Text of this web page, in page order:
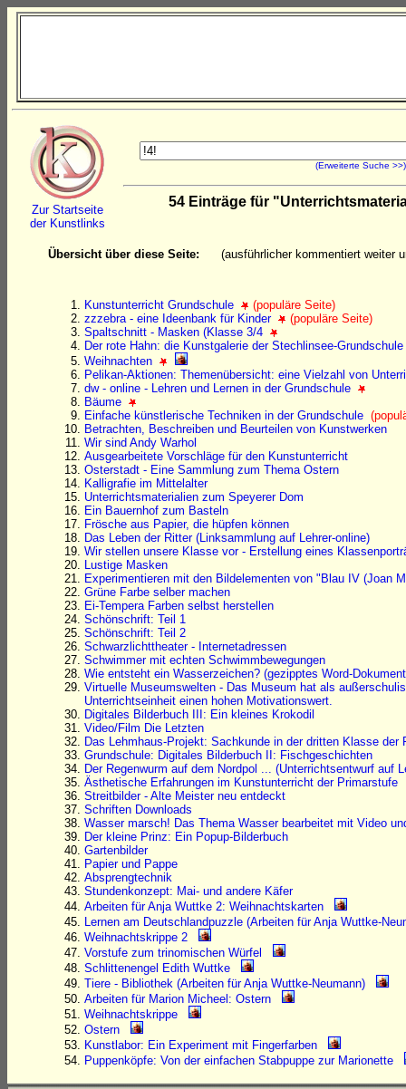
Zur Startseite
der Kunstlinks
(Erweiterte Suche >>)
54 Einträge für
Übersicht über diese Seite: (ausführlicher kommentiert weiter
Kunstunterricht Grundschule
(populäre Seite)
zzzebra - eine Ideenbank für Kinder
(populäre Seite)
Spaltschnitt - Masken (Klasse 3/4
Der rote Hahn: die Kunstgalerie der Stechlinsee-
Weihnachten
Pelikan-Aktionen: Themenübersicht: eine Vielzahl von
dw - online - Lehren und Lernen in der Grundschule
Bäume
Einfache künstlerische Techniken in der Grundschule
Betrachten, Beschreiben und Beurteilen von Kunstwerken
Wir sind Andy Warhol
Ausgearbeitete Vorschläge für den Kunstunterricht
Osterstadt - Eine Sammlung zum Thema Ostern
Kalligrafie im Mittelalter
Unterrichtsmaterialien zum Speyerer Dom
Ein Bauernhof zum Basteln
Frösche aus Papier, die hüpfen können
Das Leben der Ritter (Linksammlung auf Lehrer-online)
Wir stellen unsere Klasse vor - Erstellung eines
Lustige Masken
Experimentieren mit den Bildelementen von "Blau IV (Joan
Grüne Farbe selber machen
Ei-Tempera Farben selbst herstellen
Schönschrift: Teil 1
Schönschrift: Teil 2
Schwarzlichttheater - Internetadressen
Schwimmer mit echten Schwimmbewegungen
Wie entsteht ein Wasserzeichen? (gezipptes Word-
Virtuelle Museumswelten - Das Museum hat als
Unterrichtseinheit einen hohen Motivationswert.
Digitales Bilderbuch III: Ein kleines Krokodil
Video/Film Die Letzten
Das Lehmhaus-Projekt: Sachkunde in der dritten Klasse der
Grundschule: Digitales Bilderbuch II: Fischgeschichten
Der Regenwurm auf dem Nordpol ... (Unterrichtsentwurf auf
Ästhetische Erfahrungen im Kunstunterricht der Primarstufe
Streitbilder - Alte Meister neu entdeckt
Schriften Downloads
Wasser marsch! Das Thema Wasser bearbeitet mit Video
Der kleine Prinz: Ein Popup-Bilderbuch
Gartenbilder
Papier und Pappe
Absprengtechnik
Stundenkonzept: Mai- und andere Käfer
Arbeiten für Anja Wuttke 2: Weihnachtskarten
Lernen am Deutschlandpuzzle (Arbeiten für Anja Wuttke-
Weihnachtskrippe 2
Vorstufe zum trinomischen Würfel
Schlittenengel Edith Wuttke
Tiere - Bibliothek (Arbeiten für Anja Wuttke-Neumann)
Arbeiten für Marion Micheel: Ostern
Weihnachtskrippe
Ostern
Kunstlabor: Ein Experiment mit Fingerfarben
Puppenköpfe: Von der einfachen Stabpuppe zur Marionette